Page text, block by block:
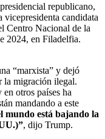
republicano,
vicepresidenta candidata
Centro Nacional de la
2024, en Filadelfia.
“marxista” y dejó
la migración ilegal.
otros países ha
mandando a este
mundo está bajando la
, dijo Trump.